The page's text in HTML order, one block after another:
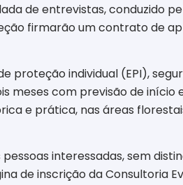
de entrevistas, conduzido
firmarão um contrato de
individual (EPI),
com previsão de início
e prática, nas áreas
interessadas, sem
de inscrição da Consultoria